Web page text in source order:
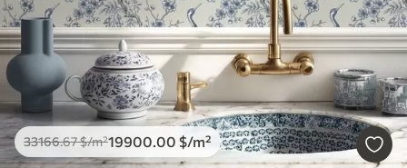
33166.67$/m²19900.00 $/m²